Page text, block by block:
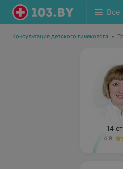
Все
Консультация детского гинеколога •
14
4.9